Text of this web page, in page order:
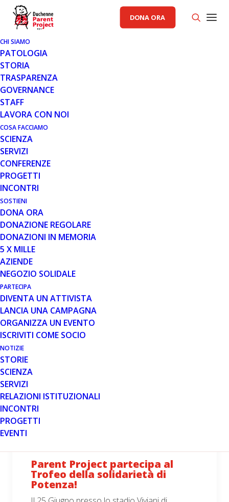
DONA ORA
CHI SIAMO
PATOLOGIA
STORIA
TRASPARENZA
GOVERNANCE
STAFF
LAVORA CON NOI
COSA FACCIAMO
SCIENZA
SERVIZI
CONFERENZE
PROGETTI
INCONTRI
SOSTIENI
DONA ORA
DONAZIONE REGOLARE
DONAZIONI IN MEMORIA
5 X MILLE
AZIENDE
NEGOZIO SOLIDALE
PARTECIPA
DIVENTA UN ATTIVISTA
LANCIA UNA CAMPAGNA
ORGANIZZA UN EVENTO
ISCRIVITI COME SOCIO
NOTIZIE
STORIE
SCIENZA
SERVIZI
RELAZIONI ISTITUZIONALI
INCONTRI
PROGETTI
EVENTI
20 GIU 2016
PARENT PROJECT ADERISCE AL
PRIMO DISABILITY PRIDE ITALIA
Tre giorni di convegni e musica per i diritti delle persone
con disabilità, con un respiro internazionale 8, 9, 10
luglio 2016 Cantieri Culturali…
Leggi tutto
MESE: GIUGNO 2016
Parent Project partecipa al
Trofeo della solidarietà di
Potenza!